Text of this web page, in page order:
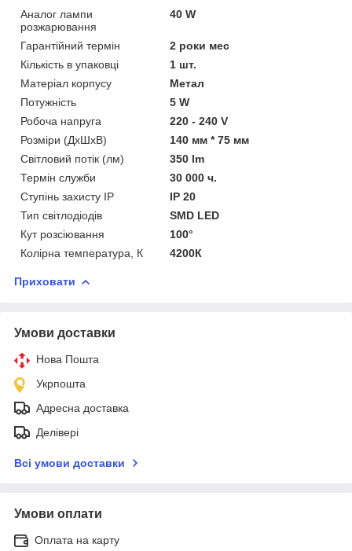
Аналог лампи
розжарювання
40 W
Гарантійний термін
2 роки мес
Кількість в упаковці
1 шт.
Матеріал корпусу
Метал
Потужність
5 W
Робоча напруга
220 - 240 V
Розміри (ДхШхВ)
140 мм * 75 мм
Світловий потік (лм)
350 lm
Термін служби
30 000 ч.
Ступінь захисту IP
IP 20
Тип світлодіодів
SMD LED
Кут розсіювання
100°
Колірна температура, К
4200К
Приховати
Умови доставки
Нова Пошта
Укрпошта
Адресна доставка
Делівері
Всі умови доставки
Умови оплати
Оплата на карту